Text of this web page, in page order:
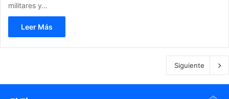
militares y…
Leer Más
Siguiente